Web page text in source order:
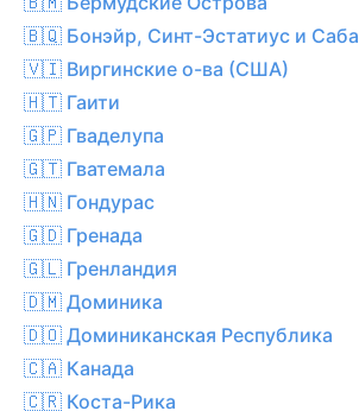
🇧🇶 Бонэйр, Синт-Эстатиус и Саба
🇻🇮 Виргинские о-ва (США)
🇭🇹 Гаити
🇬🇵 Гваделупа
🇬🇹 Гватемала
🇭🇳 Гондурас
🇬🇩 Гренада
🇬🇱 Гренландия
🇩🇲 Доминика
🇩🇴 Доминиканская Республика
🇨🇦 Канада
🇨🇷 Коста-Рика